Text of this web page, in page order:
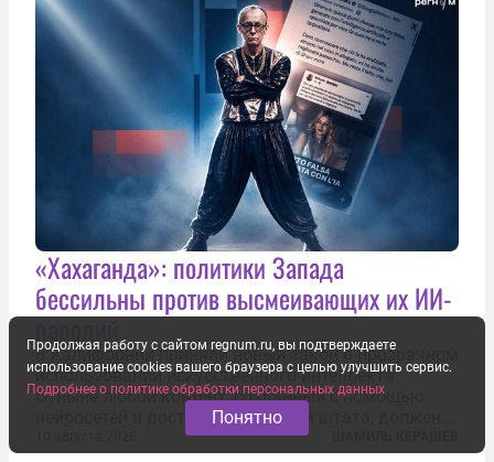
«Хахаганда»: политики Запада
бессильны против высмеивающих их ИИ-
пародий
В Калифорнии приняли новый закон о прозрачном
использовании искусственного интеллекта.
Отныне любой контент, созданный с помощью
нейросетей и доступный жителям штата, должен
получать обязательную цифровую маркировку.
Продолжая работу с сайтом regnum.ru, вы подтверждаете
использование cookies вашего браузера с целью улучшить сервис.
Подробнее о политике обработки персональных данных
Понятно